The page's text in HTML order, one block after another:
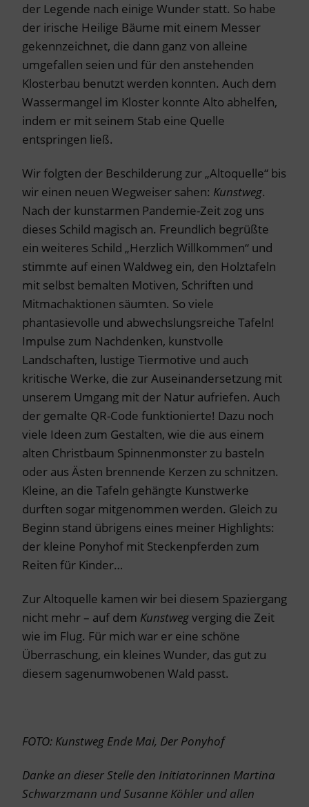
der Legende nach einige Wunder statt. So habe
der irische Heilige Bäume mit einem Messer
gekennzeichnet, die dann ganz von alleine
umgefallen seien und für den anstehenden
Klosterbau benutzt werden konnten. Auch dem
Wassermangel im Kloster konnte Alto abhelfen,
indem er mit seinem Stab eine Quelle
entspringen ließ.
Wir folgten der Beschilderung zur „Altoquelle“ bis
wir einen neuen Wegweiser sahen: Kunstweg.
Nach der kunstarmen Pandemie-Zeit zog uns
dieses Schild magisch an. Freundlich begrüßte
ein weiteres Schild „Herzlich Willkommen“ und
stimmte auf einen Waldweg ein, den Holztafeln
mit selbst bemalten Motiven, Schriften und
Mitmachaktionen säumten. So viele
phantasievolle und abwechslungsreiche Tafeln!
Impulse zum Nachdenken, kunstvolle
Landschaften, lustige Tiermotive und auch
kritische Werke, die zur Auseinandersetzung mit
unserem Umgang mit der Natur aufriefen. Auch
der gemalte QR-Code funktionierte! Dazu noch
viele Ideen zum Gestalten, wie die aus einem
alten Christbaum Spinnenmonster zu basteln
oder aus Ästen brennende Kerzen zu schnitzen.
Kleine, an die Tafeln gehängte Kunstwerke
durften sogar mitgenommen werden. Gleich zu
Beginn stand übrigens eines meiner Highlights:
der kleine Ponyhof mit Steckenpferden zum
Reiten für Kinder…
Zur Altoquelle kamen wir bei diesem Spaziergang
nicht mehr – auf dem Kunstwegverging die Zeit
wie im Flug. Für mich war er eine schöne
Überraschung, ein kleines Wunder, das gut zu
diesem sagenumwobenen Wald passt.
FOTO: Kunstweg Ende Mai, Der Ponyhof
Danke an dieser Stelle den Initiatorinnen Martina
Schwarzmann und Susanne Köhler und allen